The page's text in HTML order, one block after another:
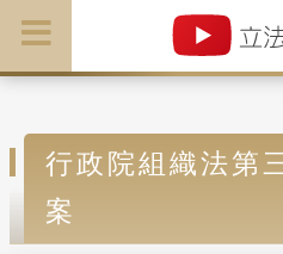
行政院組織法第
案